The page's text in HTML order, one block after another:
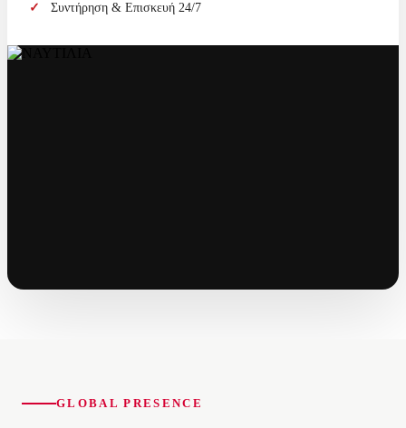
Συντήρηση & Επισκευή 24/7
GLOBAL PRESENCE